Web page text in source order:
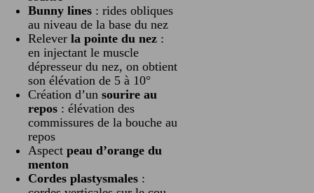
Bunny lines : rides obliques
au niveau de la base du nez
Relever la pointe du nez :
en injectant le muscle
dépresseur du nez, on obtient
son élévation de 5 à 10°
Création d’un sourire au
repos : élévation des
commissures de la bouche au
repos
Aspect peau d’orange du
menton
Cordes plastysmales :